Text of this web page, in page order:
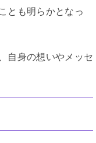
とも明らかとなっ
自身の想いやメッセ